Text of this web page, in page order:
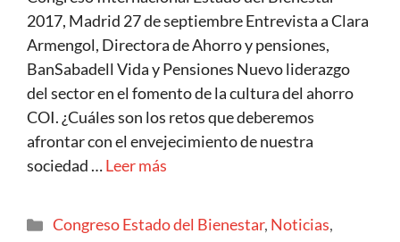
2017, Madrid 27 de septiembre Entrevista a Clara
Armengol, Directora de Ahorro y pensiones,
BanSabadell Vida y Pensiones Nuevo liderazgo
del sector en el fomento de la cultura del ahorro
COI. ¿Cuáles son los retos que deberemos
afrontar con el envejecimiento de nuestra
sociedad …Leer más
Congreso Estado del Bienestar, Noticias,